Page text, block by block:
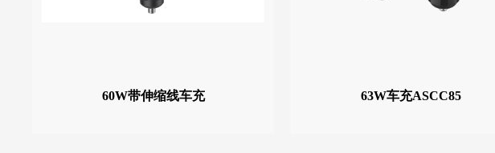
60W带伸缩线车充 63W车充ASCC85